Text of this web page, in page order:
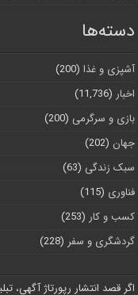
دسته‌ها
آشپزی و غذا (200)
اخبار (11,736)
بازی و سرگرمی (200)
جهان (202)
سبک زندگی (63)
فناوری (115)
کسب و کار (253)
گردشگری و سفر (228)
اگر قصد انتشار رپورتاژ آگهی،